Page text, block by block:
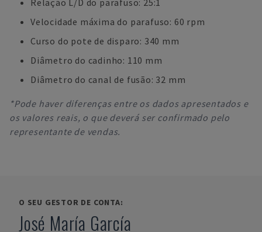
Relação L/D do parafuso: 25:1
Velocidade máxima do parafuso: 60 rpm
Curso do pote de disparo: 340 mm
Diâmetro do cadinho: 110 mm
Diâmetro do canal de fusão: 32 mm
*Pode haver diferenças entre os dados apresentados e
os valores reais, o que deverá ser confirmado pelo
representante de vendas.
O SEU GESTOR DE CONTA:
José María García